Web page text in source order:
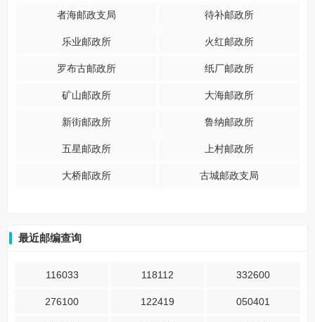
者海邮政支局 待补邮政所
乐业邮政所 火红邮政所
罗布古邮政所 纸厂邮政所
矿山邮政所 大海邮政所
新街邮政所 鲁纳邮政所
五星邮政所 上村邮政所
大桥邮政所 古城邮政支局
最近邮编查询
116033 118112 332600
276100 122419 050401